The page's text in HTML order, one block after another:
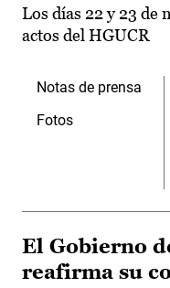
Los días 22 y 23 de
actos del HGUCR
Notas de prensa
Fotos
El Gobierno
reafirma su